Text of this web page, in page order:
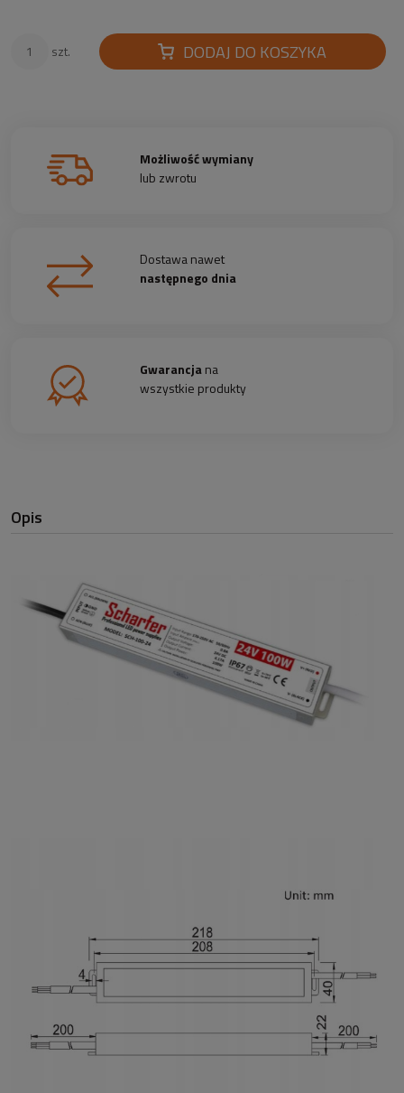
szt. DODAJ DO KOSZYKA
Możliwość wymiany
lub zwrotu
Dostawa nawet
następnego dnia
Gwarancjana
wszystkie produkty
Opis